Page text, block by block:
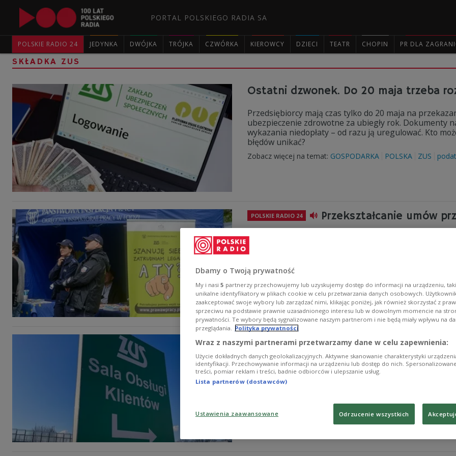
PORTAL POLSKIEGO RADIA SA
POLSKIE RADIO 24 JEDYNKA DWÓJKA TRÓJKA CZWÓRKA KIEROWCY DZIECI TEATR CHOPIN PR DLA
SKŁADKA ZUS
Ostatni dzwonek. Do 20 maja trzeba
Przedsiębiorcy mają czas tylko do 20 maja na
ubezpieczenie zdrowotne za ubiegły rok. Dokumenty
wykazania niedopłaty – od razu ją uregulować. Kto
błędów unikać?
Zobacz więcej na temat: GOSPODARKA POLSKA ZUS
POLSKIE RADIO 24 Przekształcanie umów
W audycji Kapitał i Praca w sobotę 28 marca tematem
Państwowej Inspekcji Pracy, dające inspektorom
pracę. Gośćmi audycji byli Paweł Śmigielski z OPZZ
Zobacz więcej na temat:
ZUS uruchamia nową usługę. Chroni
ZUS prześle wezwanie do zapłaty do płatników,
rozliczeniowy. Zakład przekonuje, że pozwoli to
uchroni przed narastaniem odsetek oraz wpadnięciem
Dbamy o Twoją prywatność
My i nasi 5 partnerzy przechowujemy lub uzyskujemy dostęp do informacji na urządzeniu,
unikalne identyfikatory w plikach cookie w celu przetwarzania danych osobowych.
zaakceptować swoje wybory lub zarządzać nimi, klikając poniżej, jak również skorzystać z
sprzeciwu na podstawie prawnie uzasadnionego interesu lub w dowolnym momencie na
prywatności. Te wybory będą sygnalizowane naszym partnerom i nie będą miały wpływu na
przeglądania. Polityka prywatności
Wraz z naszymi partnerami przetwarzamy dane w celu zapewnienia:
Użycie dokładnych danych geolokalizacyjnych. Aktywne skanowanie charakterystyki
identyfikacji. Przechowywanie informacji na urządzeniu lub dostęp do nich.
treści, pomiar reklam i treści, badnie odbiorców i ulepszanie usług.
Lista partnerów (dostawców)
Ustawienia zaawansowane Odrzucenie wszystkich